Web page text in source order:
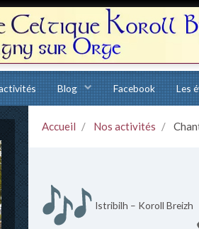
Blog Facebook Les
Accueil Nos activités
Istribilh – Koroll Breizh